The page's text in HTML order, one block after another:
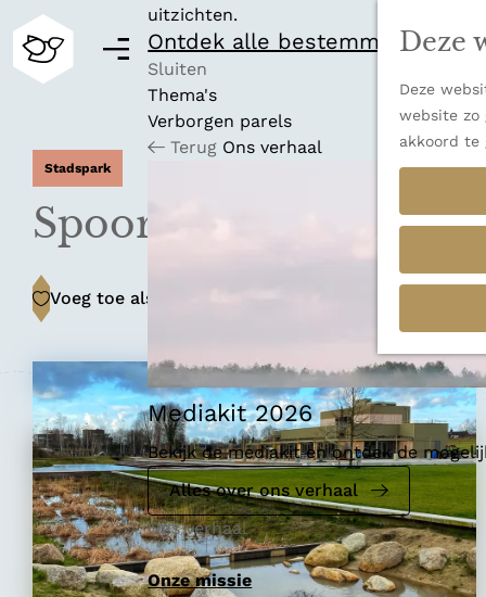
Deze
Deze
website zo
akkoord te
M
uitzichten.
Ontdek alle bestemmingen
Sluiten
Thema's
Verborgen parels
Terug Ons verhaal
Mediakit 2026
Bekijk de mediakit en ontdek de
Alles over ons verhaal
Ons verhaal
Onze missie
Spoorpark Tilburg
Stadspark
Voeg toe als favoriet
Voeg toe als favoriet